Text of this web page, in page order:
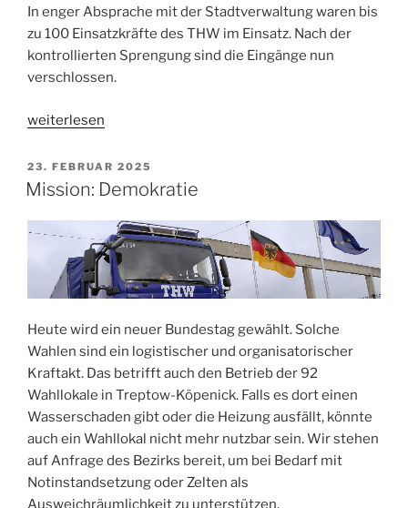
In enger Absprache mit der Stadtverwaltung waren bis
zu 100 Einsatzkräfte des THW im Einsatz. Nach der
kontrollierten Sprengung sind die Eingänge nun
verschlossen.
„Höhlensprengung
Halberstadt“
weiterlesen
VERÖFFENTLICHT
AM
23. FEBRUAR 2025
Mission: Demokratie
Heute wird ein neuer Bundestag gewählt. Solche
Wahlen sind ein logistischer und organisatorischer
Kraftakt. Das betrifft auch den Betrieb der 92
Wahllokale in Treptow-Köpenick. Falls es dort einen
Wasserschaden gibt oder die Heizung ausfällt, könnte
auch ein Wahllokal nicht mehr nutzbar sein. Wir stehen
auf Anfrage des Bezirks bereit, um bei Bedarf mit
Notinstandsetzung oder Zelten als
Ausweichräumlichkeit zu unterstützen.